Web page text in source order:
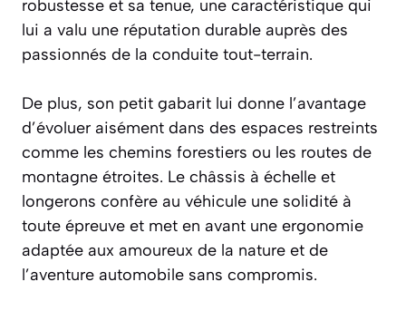
robustesse et sa tenue, une caractéristique qui
lui a valu une réputation durable auprès des
passionnés de la conduite tout-terrain.
De plus, son petit gabarit lui donne l’avantage
d’évoluer aisément dans des espaces restreints
comme les chemins forestiers ou les routes de
montagne étroites. Le châssis à échelle et
longerons confère au véhicule une solidité à
toute épreuve et met en avant une ergonomie
adaptée aux amoureux de la nature et de
l’aventure automobile sans compromis.